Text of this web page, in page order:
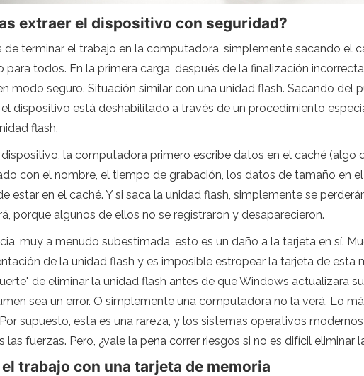
extraer el dispositivo con seguridad?
de terminar el trabajo en la computadora, simplemente sacando el
todos. En la primera carga, después de la finalización
modo seguro. Situación similar con una unidad flash. Sacando del
dispositivo está deshabilitado a través de un procedimiento
flash.
la computadora primero escribe datos en el caché (algo
con el nombre, el tiempo de grabación, los datos de tamaño en
estar en el caché. Y si saca la unidad flash, simplemente se
porque algunos de ellos no se registraron y desaparecieron.
muy a menudo subestimada, esto es un daño a la tarjeta en sí.
de la unidad flash y es imposible estropear la tarjeta de esta
de eliminar la unidad flash antes de que Windows actualizara
sea un error. O simplemente una computadora no la verá. Lo
supuesto, esta es una rareza, y los sistemas operativos
fuerzas. Pero, ¿vale la pena correr riesgos si no es difícil eliminar
trabajo con una tarjeta de memoria